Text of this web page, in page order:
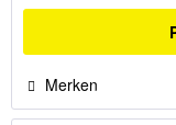
Merken